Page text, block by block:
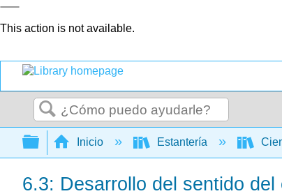
This action is not available.
Buscar
Expandir/contraer jerarquía
Inicio Estantería
6.3: Desarrollo del sentido del